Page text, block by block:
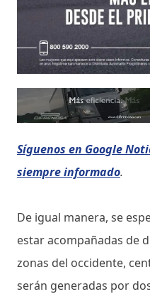
Síguenos en Google
siempre informado.
De igual manera, se
estar acompañadas de
zonas del occidente,
serán generadas por